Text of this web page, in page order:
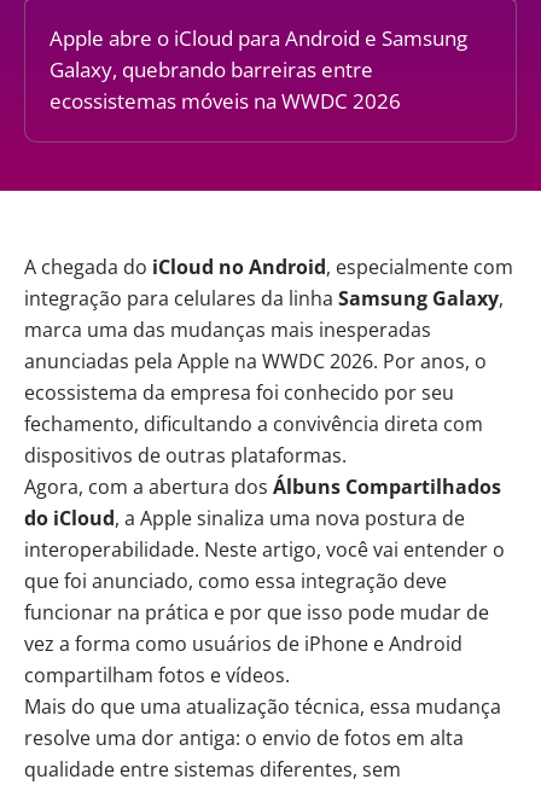
Apple abre o iCloud para Android e Samsung
Galaxy, quebrando barreiras entre
ecossistemas móveis na WWDC 2026
A chegada do iCloud no Android, especialmente com
integração para celulares da linha Samsung Galaxy,
marca uma das mudanças mais inesperadas
anunciadas pela Apple na WWDC 2026. Por anos, o
ecossistema da empresa foi conhecido por seu
fechamento, dificultando a convivência direta com
dispositivos de outras plataformas.
Agora, com a abertura dos Álbuns Compartilhados
do iCloud, a Apple sinaliza uma nova postura de
interoperabilidade. Neste artigo, você vai entender o
que foi anunciado, como essa integração deve
funcionar na prática e por que isso pode mudar de
vez a forma como usuários de iPhone e Android
compartilham fotos e vídeos.
Mais do que uma atualização técnica, essa mudança
resolve uma dor antiga: o envio de fotos em alta
qualidade entre sistemas diferentes, sem